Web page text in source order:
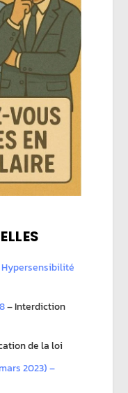
Hypersensibilité
– Interdiction
de la loi
2023) –